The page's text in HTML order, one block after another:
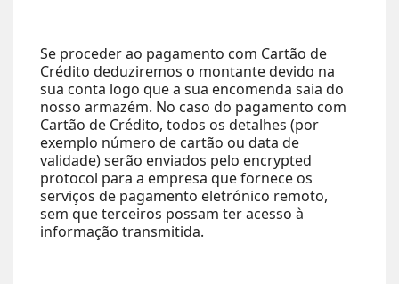
Se proceder ao pagamento com Cartão de
Crédito deduziremos o montante devido na
sua conta logo que a sua encomenda saia do
nosso armazém. No caso do pagamento com
Cartão de Crédito, todos os detalhes (por
exemplo número de cartão ou data de
validade) serão enviados pelo encrypted
protocol para a empresa que fornece os
serviços de pagamento eletrónico remoto,
sem que terceiros possam ter acesso à
informação transmitida.